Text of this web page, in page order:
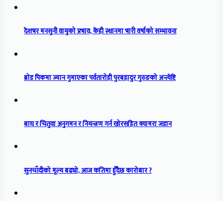
देशभर मनसुनी वायुको प्रभाव, केही स्थानमा भारी वर्षाको सम्भावना
ब्रोड पिकमा ज्यान गुमाएका पर्वतारोही पुरबहादुर गुरुङको अन्त्येष्टि
बाघ र चितुवा अनुगमन र नियन्त्रण गर्न खोरसहित क्यामरा जडान
सुनचाँदीको मूल्य बढ्यो, आज कतिमा हुँदैछ कारोबार ?